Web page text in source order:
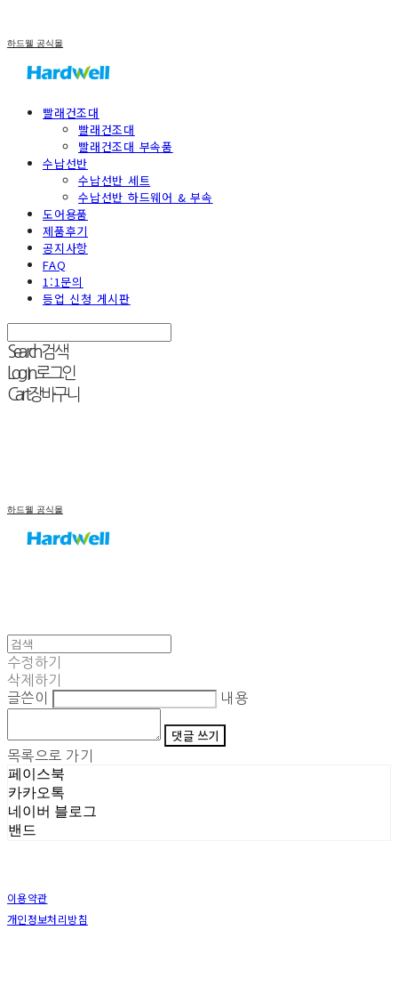
하드웰 공식몰
빨래건조대
빨래건조대
빨래건조대 부속품
수납선반
수납선반 세트
수납선반 하드웨어 & 부속
도어용품
제품후기
공지사항
FAQ
1:1문의
등업 신청 게시판
Search검색
Log In로그인
Cart장바구니
하드웰 공식몰
수정하기
삭제하기
글쓴이
내용
댓글 쓰기
목록으로 가기
페이스북
카카오톡
네이버 블로그
밴드
이용약관
개인정보처리방침